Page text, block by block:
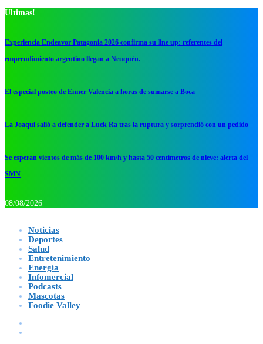
Ultimas!
Experiencia Endeavor Patagonia 2026 confirma su line up: referentes del
emprendimiento argentino llegan a Neuquén.
El especial posteo de Enner Valencia a horas de sumarse a Boca
La Joaqui salió a defender a Luck Ra tras la ruptura y sorprendió con un pedido
Se esperan vientos de más de 100 km/h y hasta 50 centímetros de nieve: alerta del
SMN
08/08/2026
Noticias
Deportes
Salud
Entretenimiento
Energía
Infomercial
Podcasts
Mascotas
Foodie Valley